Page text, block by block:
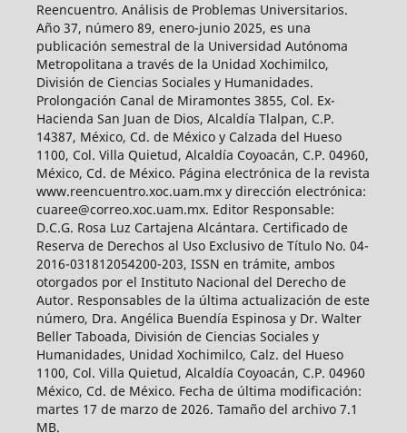
Reencuentro. Análisis de Problemas Universitarios.
Año 37, número 89, enero-junio 2025, es una
publicación semestral de la Universidad Autónoma
Metropolitana a través de la Unidad Xochimilco,
División de Ciencias Sociales y Humanidades.
Prolongación Canal de Miramontes 3855, Col. Ex-
Hacienda San Juan de Dios, Alcaldía Tlalpan, C.P.
14387, México, Cd. de México y Calzada del Hueso
1100, Col. Villa Quietud, Alcaldía Coyoacán, C.P. 04960,
México, Cd. de México. Página electrónica de la revista
www.reencuentro.xoc.uam.mx y dirección electrónica:
cuaree@correo.xoc.uam.mx. Editor Responsable:
D.C.G. Rosa Luz Cartajena Alcántara. Certificado de
Reserva de Derechos al Uso Exclusivo de Título No. 04-
2016-031812054200-203, ISSN en trámite, ambos
otorgados por el Instituto Nacional del Derecho de
Autor. Responsables de la última actualización de este
número, Dra. Angélica Buendía Espinosa y Dr. Walter
Beller Taboada, División de Ciencias Sociales y
Humanidades, Unidad Xochimilco, Calz. del Hueso
1100, Col. Villa Quietud, Alcaldía Coyoacán, C.P. 04960
México, Cd. de México. Fecha de última modificación:
martes 17 de marzo de 2026. Tamaño del archivo 7.1
MB.